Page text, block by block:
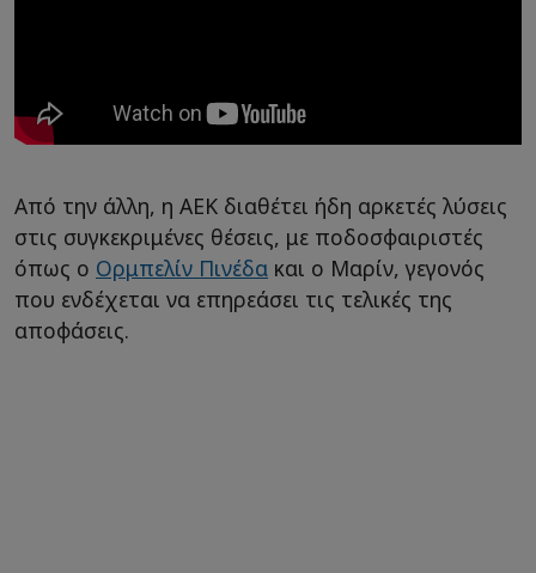
Από την άλλη, η ΑΕΚ διαθέτει ήδη αρκετές λύσεις
στις συγκεκριμένες θέσεις, με ποδοσφαιριστές
όπως ο Ορμπελίν Πινέδα και ο Μαρίν, γεγονός
που ενδέχεται να επηρεάσει τις τελικές της
αποφάσεις.